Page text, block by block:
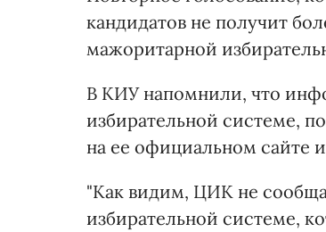
кандидатов не получит
мажоритарной
В КИУ напомнили, что
избирательной системе,
на ее официальном сайте
"Как видим, ЦИК не
избирательной системе,